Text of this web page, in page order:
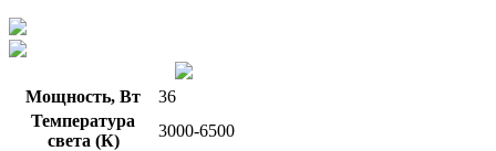
Мощность, Вт
36
Температура
света (К)
3000-6500